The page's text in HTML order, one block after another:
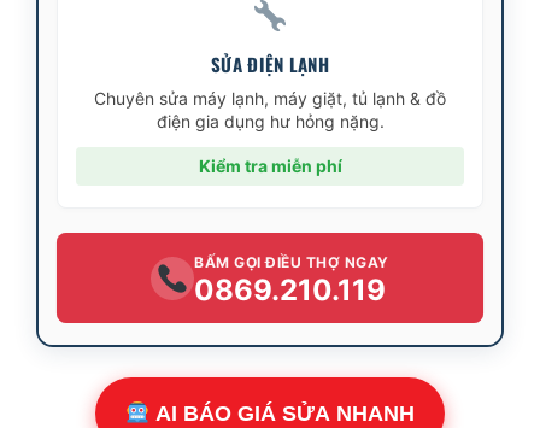
SỬA ĐIỆN LẠNH
Chuyên sửa máy lạnh, máy giặt, tủ lạnh & đồ
điện gia dụng hư hỏng nặng.
Kiểm tra miễn phí
BẤM GỌI ĐIỀU THỢ NGAY
0869.210.119
AI BÁO GIÁ SỬA NHANH